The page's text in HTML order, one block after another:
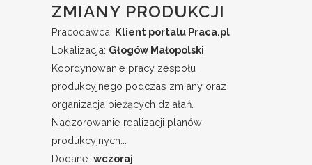
ZMIANY PRODUKCJI
Pracodawca: Klient portalu Praca.pl
Lokalizacja: Głogów Małopolski
Koordynowanie pracy zespołu
produkcyjnego podczas zmiany oraz
organizacja bieżących działań.
Nadzorowanie realizacji planów
produkcyjnych...
Dodane: wczoraj